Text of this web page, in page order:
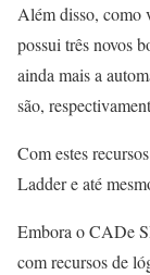
Além disso, como
possui três novos
ainda mais a
são,
Com estes
Ladder e até
Embora o CADe
com recursos de